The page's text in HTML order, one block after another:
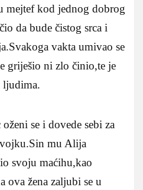
mejtef kod jednog dobrog
da bude čistog srca i
vakta umivao se
griješio ni zlo činio,te je
se i dovede sebi za
mu Alija
svoju maćihu,kao
ova žena zaljubi se u